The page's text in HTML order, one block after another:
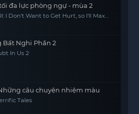
đa lực phòng ngự - mùa 2
I Don't Want to Get Hurt, so I'll Max
Bất Nghi Phần 2
In Us 2
câu chuyện nhiệm màu
Tales